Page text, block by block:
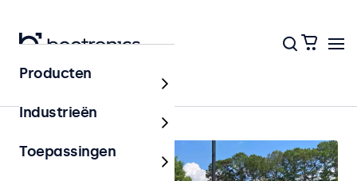
Outdoor
Producten
Industrieën
Toepassingen